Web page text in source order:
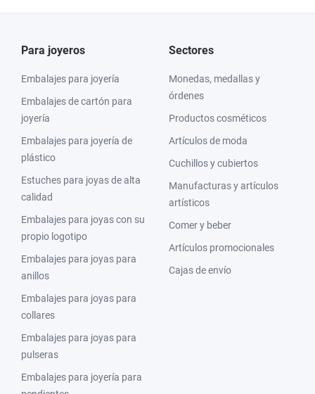
Para joyeros
Embalajes para joyería
Embalajes de cartón para
joyería
Embalajes para joyería de
plástico
Estuches para joyas de alta
calidad
Embalajes para joyas con su
propio logotipo
Embalajes para joyas para
anillos
Embalajes para joyas para
collares
Embalajes para joyas para
pulseras
Embalajes para joyería para
Sectores
Monedas, medallas y
órdenes
Productos cosméticos
Artículos de moda
Cuchillos y cubiertos
Manufacturas y artículos
artísticos
Comer y beber
Artículos promocionales
Cajas de envío